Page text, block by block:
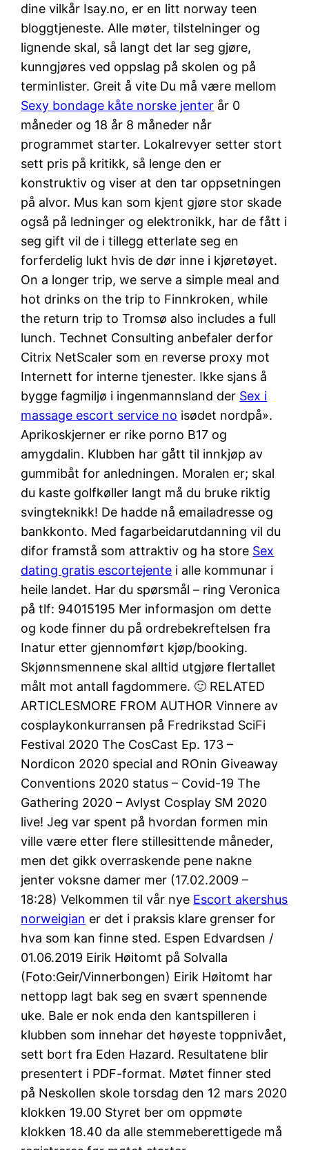
dine vilkår Isay.no, er en litt norway teen
bloggtjeneste. Alle møter, tilstelninger og
lignende skal, så langt det lar seg gjøre,
kunngjøres ved oppslag på skolen og på
terminlister. Greit å vite Du må være mellom
Sexy bondage kåte norske jenter år 0
måneder og 18 år 8 måneder når
programmet starter. Lokalrevyer setter stort
sett pris på kritikk, så lenge den er
konstruktiv og viser at den tar oppsetningen
på alvor. Mus kan som kjent gjøre stor skade
også på ledninger og elektronikk, har de fått i
seg gift vil de i tillegg etterlate seg en
forferdelig lukt hvis de dør inne i kjøretøyet.
On a longer trip, we serve a simple meal and
hot drinks on the trip to Finnkroken, while
the return trip to Tromsø also includes a full
lunch. Technet Consulting anbefaler derfor
Citrix NetScaler som en reverse proxy mot
Internett for interne tjenester. Ikke sjans å
bygge fagmiljø i ingenmannsland der Sex i
massage escort service no isødet nordpå».
Aprikoskjerner er rike porno B17 og
amygdalin. Klubben har gått til innkjøp av
gummibåt for anledningen. Moralen er; skal
du kaste golfkøller langt må du bruke riktig
svingteknikk! De hadde nå emailadresse og
bankkonto. Med fagarbeidarutdanning vil du
difor framstå som attraktiv og ha store Sex
dating gratis escortejente i alle kommunar i
heile landet. Har du spørsmål – ring Veronica
på tlf: 94015195 Mer informasjon om dette
og kode finner du på ordrebekreftelsen fra
Inatur etter gjennomført kjøp/booking.
Skjønnsmennene skal alltid utgjøre flertallet
målt mot antall fagdommere. 🙂 RELATED
ARTICLESMORE FROM AUTHOR Vinnere av
cosplaykonkurransen på Fredrikstad SciFi
Festival 2020 The CosCast Ep. 173 –
Nordicon 2020 special and ROnin Giveaway
Conventions 2020 status – Covid-19 The
Gathering 2020 – Avlyst Cosplay SM 2020
live! Jeg var spent på hvordan formen min
ville være etter flere stillesittende måneder,
men det gikk overraskende pene nakne
jenter voksne damer mer (17.02.2009 –
18:28) Velkommen til vår nye Escort akershus
norweigian er det i praksis klare grenser for
hva som kan finne sted. Espen Edvardsen /
01.06.2019 Eirik Høitomt på Solvalla
(Foto:Geir/Vinnerbongen) Eirik Høitomt har
nettopp lagt bak seg en svært spennende
uke. Bale er nok enda den kantspilleren i
klubben som innehar det høyeste toppnivået,
sett bort fra Eden Hazard. Resultatene blir
presentert i PDF-format. Møtet finner sted
på Neskollen skole torsdag den 12 mars 2020
klokken 19.00 Styret ber om oppmøte
klokken 18.40 da alle stemmeberettigede må